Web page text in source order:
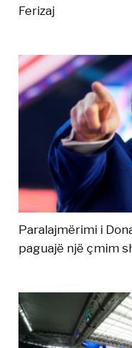
Ferizaj
Paralajmërimi i
paguajë një çmim